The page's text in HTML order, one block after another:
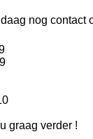
nog contact
graag verder !